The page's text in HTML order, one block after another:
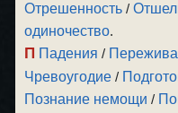
Отрешенность /
одиночество.
П Падения /
Чревоугодие /
Познание немощи /